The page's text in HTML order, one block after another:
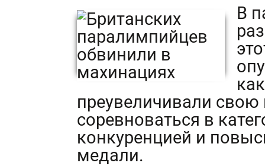
В
преувеличивали
соревноваться в
конкуренцией и
медали.